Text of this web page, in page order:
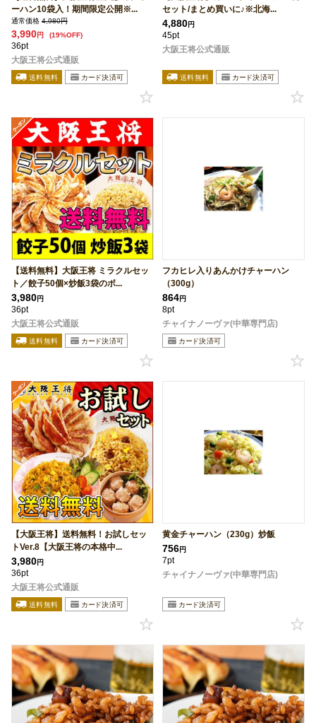
ーハン10袋入！期間限定公開※...
通常価格 4,980円
3,990円 (19%OFF)
36pt
大阪王将公式通販
セット/まとめ買いに♪※北海...
4,880円
45pt
大阪王将公式通販
【送料無料】大阪王将 ミラクルセッ
ト／餃子50個×炒飯3袋のボ...
3,980円
36pt
大阪王将公式通販
フカヒレ入りあんかけチャーハン
（300g）
864円
8pt
チャイナノーヴァ(中華専門店)
【大阪王将】送料無料！お試しセッ
トVer.8【大阪王将の本格中...
3,980円
36pt
大阪王将公式通販
黄金チャーハン（230g）炒飯
756円
7pt
チャイナノーヴァ(中華専門店)